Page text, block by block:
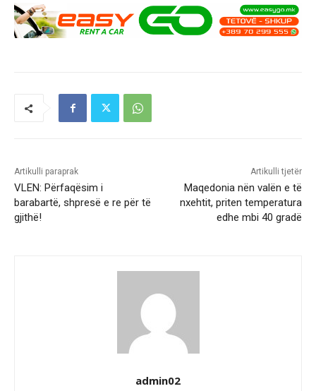
Artikulli paraprak
VLEN: Përfaqësim i
barabartë, shpresë e re për të
gjithë!
Artikulli tjetër
Maqedonia nën valën e të
nxehtit, priten temperatura
edhe mbi 40 gradë
admin02